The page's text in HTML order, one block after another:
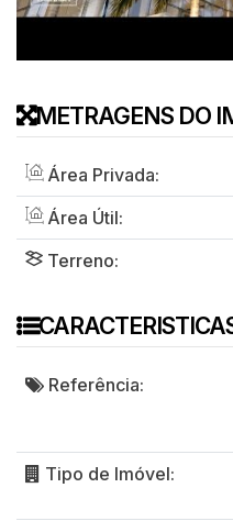
METRAGENS DO
Área Privada:
Área Útil:
Terreno:
Referência:
Tipo de Imóvel: